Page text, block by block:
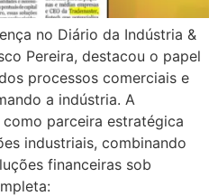
no Diário da Indústria &
Pereira, destacou o papel
processos comerciais e
a indústria. A
parceira estratégica
industriais, combinando
financeiras sob